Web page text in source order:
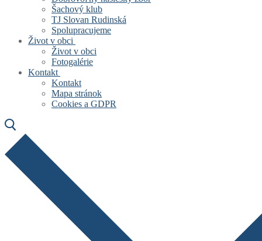
Šachový klub
TJ Slovan Rudinská
Spolupracujeme
Život v obci
Život v obci
Fotogalérie
Kontakt
Kontakt
Mapa stránok
Cookies a GDPR